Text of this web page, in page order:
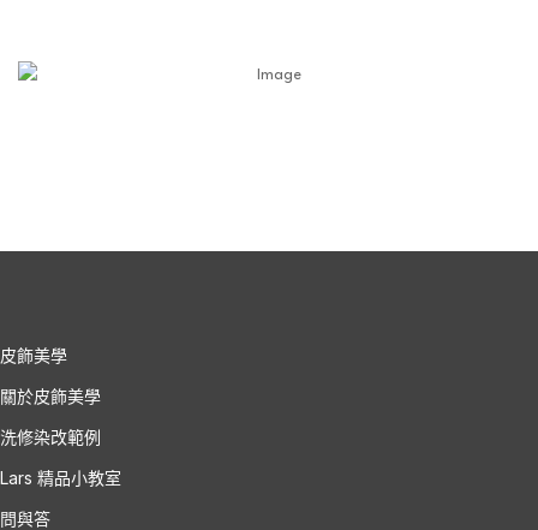
皮飾美學
關於皮飾美學
洗修染改範例
Lars 精品小教室
問與答